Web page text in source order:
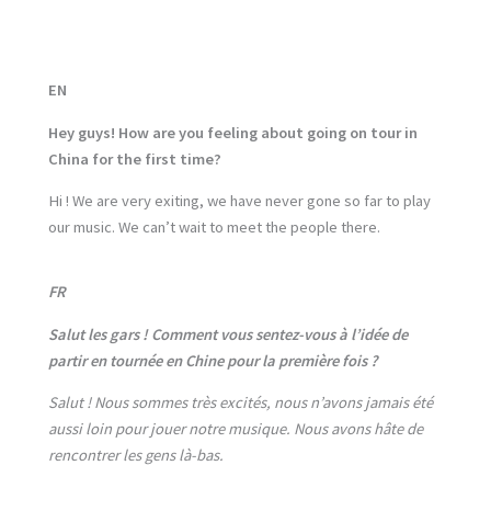
EN
Hey guys! How are you feeling about going on tour in
China for the first time?
Hi ! We are very exiting, we have never gone so far to play
our music. We can’t wait to meet the people there.
FR
Salut les gars ! Comment vous sentez-vous à l’idée de
partir en tournée en Chine pour la première fois ?
Salut ! Nous sommes très excités, nous n’avons jamais été
aussi loin pour jouer notre musique. Nous avons hâte de
rencontrer les gens là-bas.